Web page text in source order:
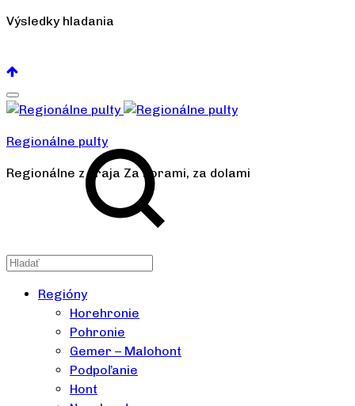
Výsledky hladania
Regionálne pulty
Regionálne z kraja Za horami, za dolami
Regióny
Horehronie
Pohronie
Gemer – Malohont
Podpoľanie
Hont